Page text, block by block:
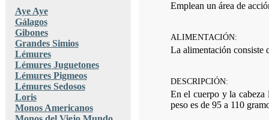
Aye Aye
Gálagos
Gibones
Grandes Simios
Lémures
Lémures Juguetones
Lémures Pigmeos
Lémures Sedosos
Loris
Monos Americanos
Emplean un área de
ALIMENTACIÓN:
La alimentación consiste
DESCRIPCIÓN:
En el cuerpo y la
peso es de 95 a 110